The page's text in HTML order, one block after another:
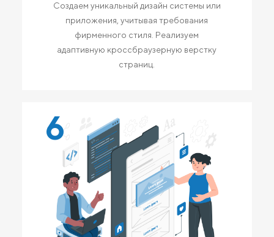
Создаем уникальный дизайн системы или
приложения, учитывая требования
фирменного стиля. Реализуем
адаптивную кроссбраузерную верстку
страниц.
6